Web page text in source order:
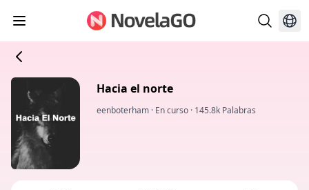
Hacia el norte
eenboterham · En curso · 145.8k Palabras